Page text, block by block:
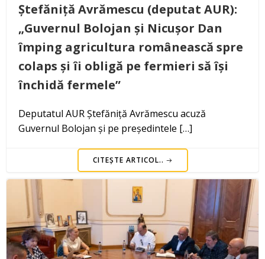
Ștefăniță Avrămescu (deputat AUR):
„Guvernul Bolojan și Nicușor Dan
împing agricultura românească spre
colaps și îi obligă pe fermieri să își
închidă fermele”
Deputatul AUR Ștefăniță Avrămescu acuză
Guvernul Bolojan și pe președintele […]
CITEȘTE ARTICOL..